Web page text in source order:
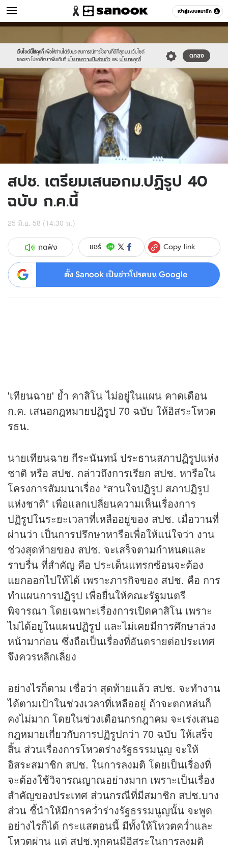
เข้าสู่ระบบสมาชิก
ข่าว หมวดอื่นๆ
เว็บไซต์นี้ใช้คุกกี้ เพื่อให้ท่านได้รับประสบการณ์การใช้งานที่ดีที่สุดบน เว็บไซต์
ของเรา โปรดศึกษาเพิ่มเติมที่ นโยบายความเป็นส่วนตัว และ นโยบายคุกกี้
ตกลง
//s.isanook.com/sr/0/images/logo-
new-
sanook.png
//s.isanook.com/ns/0/ud/363/1818543/627408-
02.jpg
สปช. เตรียมเสนอกม.ปฏิรูป 40
ฉบับ ก.ค.นี้
25 มิ.ย. 58 (14:30 น.)
กดฟัง แชร์ Copy link
ตั้ง Sanook เป็นข่าวโปรดบน Google
'เทียนฉาย' ย้ำ คาสิโน ไม่อยู่ในแผน คาดเดือน
ก.ค. เสนอกฎหมายปฏิรูป 70 ฉบับ ให้อิสระโหวต
รธน.
นายเทียนฉาย กีระนันทน์ ประธานสภาปฏิรูปแห่ง
ชาติ หรือ สปช. กล่าวถึงการเรียก สปช. หารือใน
โครงการสัมมนาเรื่อง “สานใจปฏิรูป สภาปฏิรูป
แห่งชาติ” เพื่อแลกเปลี่ยนความเห็นเรื่องการ
ปฏิรูปในระยะเวลาที่เหลืออยู่ของ สปช. เมื่อวานที่
ผ่านว่า เป็นการปรึกษาหารือเพื่อให้แน่ใจว่า งาน
ช่วงสุดท้ายของ สปช. จะเสร็จตามกำหนดและ
ราบรื่น ที่สำคัญ คือ ประเด็นแทรกซ้อนจะต้อง
แยกออกไปให้ได้ เพราะภารกิจของ สปช. คือ การ
ทำแผนการปฏิรูป เพื่อยื่นให้คณะรัฐมนตรี
พิจารณา โดยเฉพาะเรื่องการเปิดคาสิโน เพราะ
ไม่ได้อยู่ในแผนปฏิรูป และไม่เคยมีการศึกษาล่วง
หน้ามาก่อน ซึ่งถือเป็นเรื่องที่อันตรายต่อประเทศ
จึงควรหลีกเลี่ยง
อย่างไรก็ตาม เชื่อว่า สุดท้ายแล้ว สปช. จะทำงาน
ได้ตามเป้าในช่วงเวลาที่เหลืออยู่ ถ้าจะตกหล่นก็
คงไม่มาก โดยในช่วงเดือนกรกฎาคม จะเร่งเสนอ
กฎหมายเกี่ยวกับการปฏิรูปกว่า 70 ฉบับ ให้เสร็จ
สิ้น ส่วนเรื่องการโหวตร่างรัฐธรรมนูญ จะให้
อิสระสมาชิก สปช. ในการลงมติ โดยเป็นเรื่องที่
จะต้องใช้วิจารณญาณอย่างมาก เพราะเป็นเรื่อง
สำคัญของประเทศ ส่วนกรณีที่มีสมาชิก สปช.บาง
ส่วน ชี้นำให้มีการคว่ำร่างรัฐธรรมนูญนั้น จะพูด
อย่างไรก็ได้ กระแสตอนนี้ มีทั้งให้โหวตคว่ำและ
โหวตผ่าน แต่ สปช.ทุกคนมีอิสระในการลงมติ